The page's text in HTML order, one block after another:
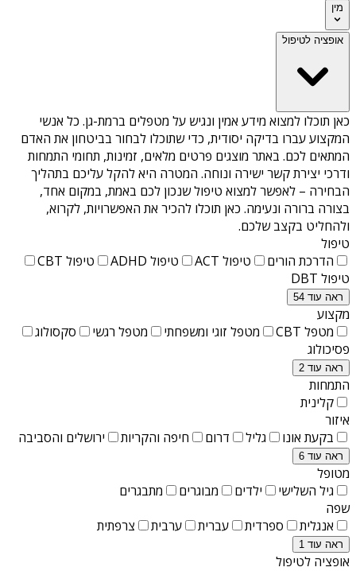
מין
אופציה לטיפול
כאן תוכלו למצוא מידע אמין ונגיש על מטפלים ברמת-גן. כל אנשי
המקצוע עברו בדיקה יסודית, כדי שתוכלו לבחור בביטחון את האדם
המתאים לכם. באתר מוצגים פרטים מלאים, זמינות, תחומי התמחות
ודרכי יצירת קשר ישירה ונוחה. המטרה היא להקל עליכם בתהליך
הבחירה – לאפשר למצוא טיפול שנכון לכם באמת, במקום אחד,
בצורה ברורה ונעימה. כאן תוכלו להכיר את האפשרויות, לקרוא,
ולהחליט בקצב שלכם.
טיפול
הדרכת הורים
טיפול ACT טיפול ADHD
טיפול CBT
טיפול DBT
ראה עוד 54
מקצוע
מטפל CBT
מטפל זוגי ומשפחתי מטפל רגשי
סקסולוג
פסיכולוג
ראה עוד 2
התמחות
קלינית
איזור
בקעת אונו
גליל דרום חיפה והקריות ירושלים והסביבה
ראה עוד 6
מטופל
גיל השלישי
ילדים מבוגרים
מתבגרים
שפה
אנגלית
ספרדית עברית ערבית צרפתית
ראה עוד 1
אופציה לטיפול